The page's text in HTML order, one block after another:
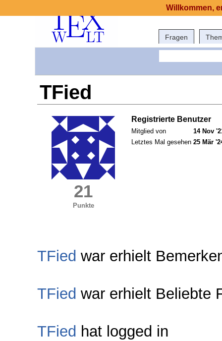
Fragen
TFied
21
Punkte
Registrierte Benutzer
Mitglied von
14 Nov
Letztes Mal gesehen 25 Mär
TFied war erhielt
TFied war erhielt Beliebte
TFied hat logged in
Willkommen,